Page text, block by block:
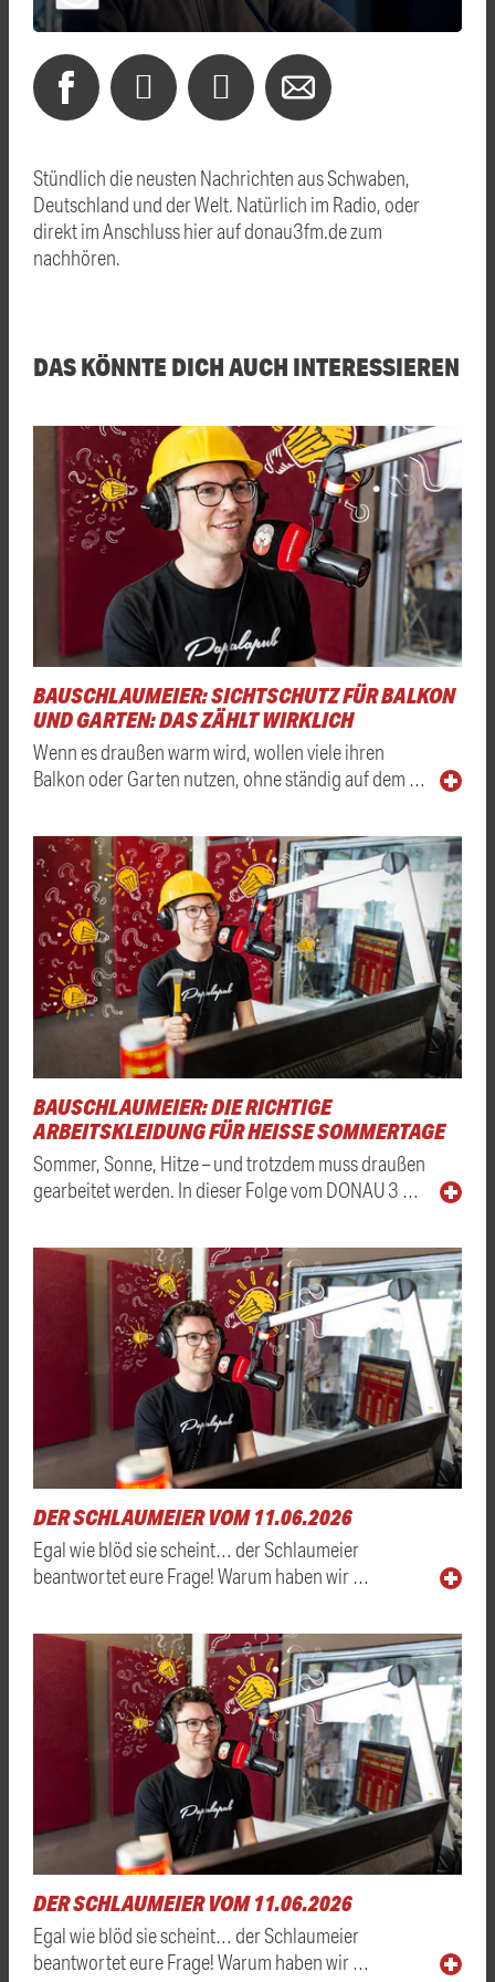
Stündlich die neusten Nachrichten aus Schwaben,
Deutschland und der Welt. Natürlich im Radio, oder
direkt im Anschluss hier auf donau3fm.de zum
nachhören.
DAS KÖNNTE DICH AUCH INTERESSIEREN
BAUSCHLAUMEIER: SICHTSCHUTZ FÜR BALKON
UND GARTEN: DAS ZÄHLT WIRKLICH
Wenn es draußen warm wird, wollen viele ihren
Balkon oder Garten nutzen, ohne ständig auf dem …
BAUSCHLAUMEIER: DIE RICHTIGE
ARBEITSKLEIDUNG FÜR HEISSE SOMMERTAGE
Sommer, Sonne, Hitze – und trotzdem muss draußen
gearbeitet werden. In dieser Folge vom DONAU 3 …
DER SCHLAUMEIER VOM 11.06.2026
Egal wie blöd sie scheint… der Schlaumeier
beantwortet eure Frage! Warum haben wir …
DER SCHLAUMEIER VOM 11.06.2026
Egal wie blöd sie scheint… der Schlaumeier
beantwortet eure Frage! Warum haben wir …